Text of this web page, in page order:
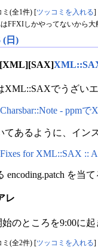
ミ(全1件) [ツッコミを入れる]
FFXIしかやってないから
(日)
XML::SAXでうざい
Charsbar::Note - ppm
てあるように、イン
Fixes for XML::SAX ::
encoding.patch を当
レ
始のところを9:00に
ミ(全2件) [ツッコミを入れる]